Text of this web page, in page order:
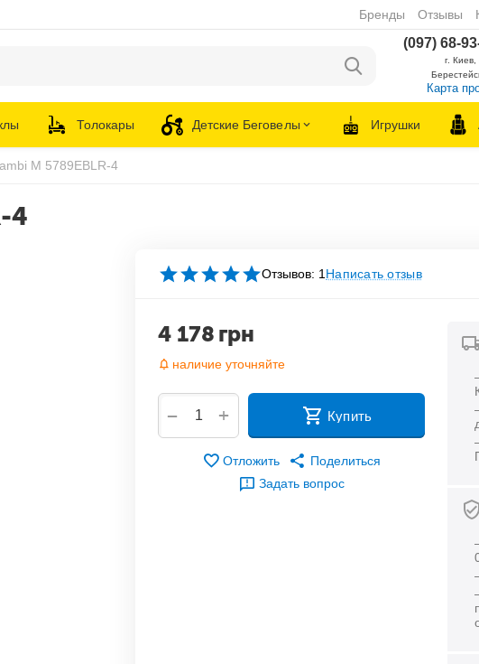
Бренды Отзывы
(097) 68-
г. Киев,
Карта
Толокары Детские Беговелы Игрушки
M 5789EBLR-4
4
Отзывов: 1 Написать отзыв
4 178 грн
наличие уточняйте
+
− Купить
Отложить
Поделиться
Задать вопрос